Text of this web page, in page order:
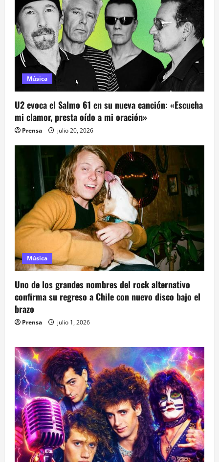
d
a
s
Música
U2 evoca el Salmo 61 en su nueva canción: «Escucha
mi clamor, presta oído a mi oración»
Prensa julio 20, 2026
Música
Uno de los grandes nombres del rock alternativo
confirma su regreso a Chile con nuevo disco bajo el
brazo
Prensa julio 1, 2026